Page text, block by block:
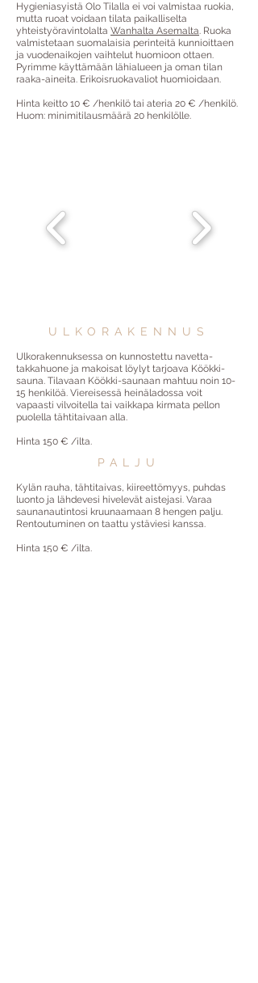
Hygieniasyistä Olo Tilalla ei voi valmistaa ruokia,
mutta ruoat voidaan tilata paikalliselta
yhteistyöravintolalta Wanhalta Asemalta. Ruoka
valmistetaan suomalaisia perinteitä kunnioittaen
ja vuodenaikojen vaihtelut huomioon ottaen.
Pyrimme käyttämään lähialueen ja oman tilan
raaka-aineita. Erikoisruokavaliot huomioidaan.
Hinta keitto 10 € /henkilö tai ateria 20 € /henkilö.
Huom: minimitilausmäärä 20 henkilölle.
ULKORAKENNUS
Ulkorakennuksessa on kunnostettu navetta-
takkahuone ja makoisat löylyt tarjoava Köökki-
sauna. Tilavaan Köökki-saunaan mahtuu noin 10-
15 henkilöä. Viereisessä heinäladossa voit
vapaasti vilvoitella tai vaikkapa kirmata pellon
puolella tähtitaivaan alla.
Hinta 150 € /ilta.
PALJU
Kylän rauha, tähtitaivas, kiireettömyys, puhdas
luonto ja lähdevesi hivelevät aistejasi. Varaa
saunanautintosi kruunaamaan 8 hengen palju.
Rentoutuminen on taattu ystäviesi kanssa.
Hinta 150 € /ilta.